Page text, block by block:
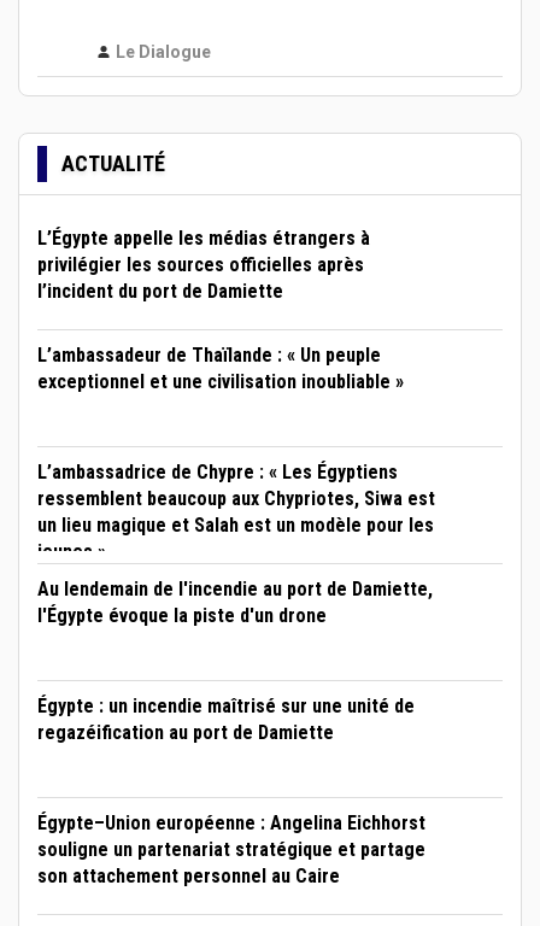
Le Dialogue
ACTUALITÉ
L’Égypte appelle les médias étrangers à
privilégier les sources officielles après
l’incident du port de Damiette
L’ambassadeur de Thaïlande : « Un peuple
exceptionnel et une civilisation inoubliable »
L’ambassadrice de Chypre : « Les Égyptiens
ressemblent beaucoup aux Chypriotes, Siwa est
un lieu magique et Salah est un modèle pour les
jeunes »
Au lendemain de l'incendie au port de Damiette,
l'Égypte évoque la piste d'un drone
Égypte : un incendie maîtrisé sur une unité de
regazéification au port de Damiette
Égypte–Union européenne : Angelina Eichhorst
souligne un partenariat stratégique et partage
son attachement personnel au Caire